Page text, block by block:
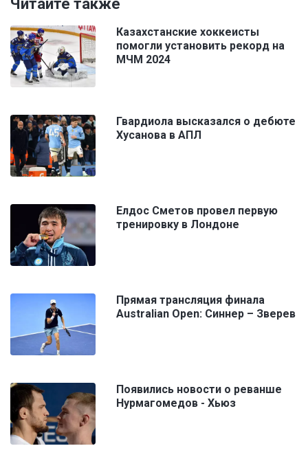
Читайте также
Казахстанские хоккеисты
помогли установить рекорд на
МЧМ 2024
Гвардиола высказался о дебюте
Хусанова в АПЛ
Елдос Сметов провел первую
тренировку в Лондоне
Прямая трансляция финала
Australian Open: Синнер – Зверев
Появились новости о реванше
Нурмагомедов - Хьюз